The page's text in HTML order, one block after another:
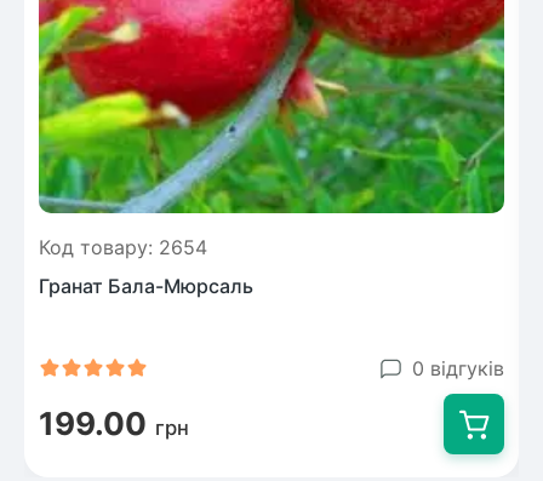
Код товару: 2654
Гранат Бала-Мюрсаль
0 відгуків
199.00 грн